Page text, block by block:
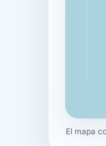
El mapa